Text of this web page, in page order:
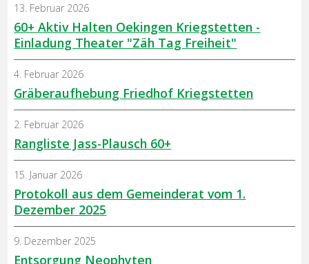
60+ Aktiv Halten Oekingen Kriegstetten -
Einladung Theater "Zäh Tag Freiheit"
13. Februar 2026
Gräberaufhebung Friedhof Kriegstetten
4. Februar 2026
Rangliste Jass-Plausch 60+
2. Februar 2026
Protokoll aus dem Gemeinderat vom 1.
Dezember 2025
15. Januar 2026
Entsorgung Neophyten
9. Dezember 2025